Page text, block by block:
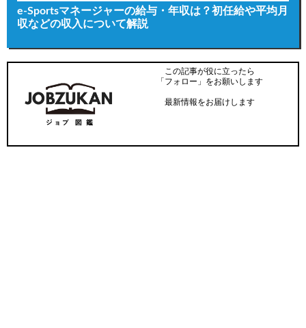
e-Sportsマネージャーの給与・年収は？初任給や平均月
収などの収入について解説
この記事が役に立ったら
「フォロー」をお願いします
最新情報をお届けします